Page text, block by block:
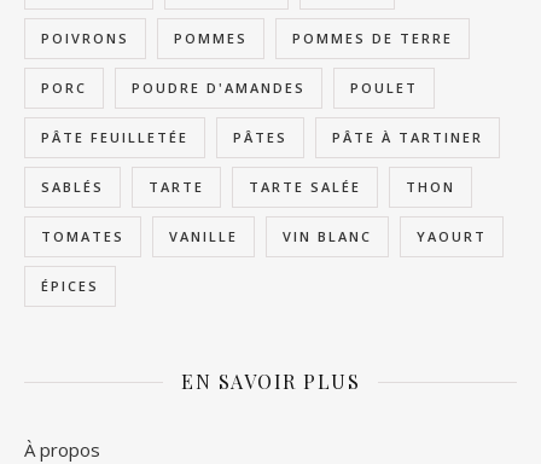
POIVRONS POMMES POMMES DE TERRE
PORC POUDRE D'AMANDES POULET
PÂTE FEUILLETÉE PÂTES PÂTE À TARTINER
SABLÉS TARTE TARTE SALÉE THON
TOMATES VANILLE VIN BLANC YAOURT
ÉPICES
EN SAVOIR PLUS
À propos